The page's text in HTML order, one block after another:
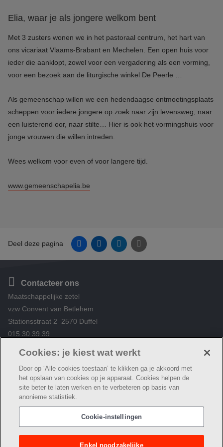
Elia, waar je als jongere welkom bent
Met 3 zusters wonen we in het pastoraal centrum, het hart van
ons vicariaat Vlaams-Brabant en Mechelen. Een open huis voor
ieder die aanklopt, zowel voor een vergadering als een vorming,
voor een bezoek aan de liturgische winkel De Peerle …
Als gemeenschap willen we een hedendaagse ontmoetingsplaats
scheppen voor iedere jongere op zoek naar zijn levensweg, naar
een luisterend oor, naar stilte… Hier is ook het vormingshuis voor
jonge vrouwen die willen intreden.
Wees welkom voor even of voor langere tijd.
www.gemeenschapelia.be
Deel deze pagina FacebookLinkedinTwitter E-mail
Contacteer ons
Maatschappelijke zetel
vzw Convent van Betlehem
Stationsstraat 2 2570 Duffel
015 30 39 39
Ondernemingsnummer – BE409.375.137
Volg ons
Privacybeleid
Cookies: je kiest wat werkt
Door op ‘Alle cookies toestaan’ te klikken ga je akkoord met
het opslaan van cookies op je apparaat. Cookies helpen de
site beter te laten werken en te verbeteren op basis van
anonieme statistiek.
Cookie-instellingen
Enkel noodzakelijke